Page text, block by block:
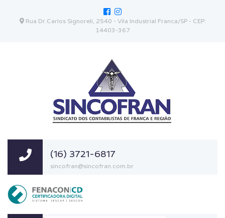
Rua Dr.Carlos Signoreli, 2540 - Vila Industrial Franca/SP - CEP:
14403-367
(16) 3721-6817
sincofran@sincofran.com.br